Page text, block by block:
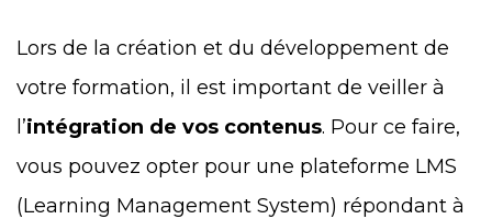
Lors de la création et du développement de
votre formation, il est important de veiller à
l’intégration de vos contenus. Pour ce faire,
vous pouvez opter pour une plateforme LMS
(Learning Management System) répondant à